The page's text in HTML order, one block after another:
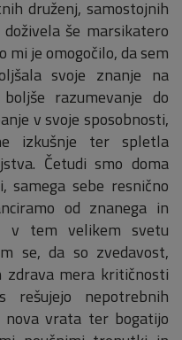
druženj, samostojnih
še marsikatero
mi je omogočilo, da sem
svoje znanje na
razumevanje do
v svoje sposobnosti,
izkušnje ter spletla
Četudi smo doma
samega sebe resnično
od znanega in
v tem velikem svetu
se, da so zvedavost,
zdrava mera kritičnosti
rešujejo nepotrebnih
nova vrata ter bogatijo